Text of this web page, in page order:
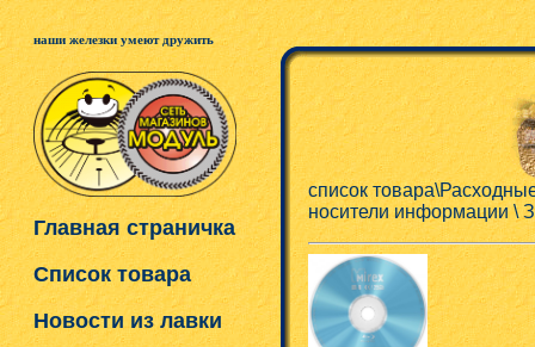
наши железки умеют дружить
Главная страничка
Список товара
Новости из лавки
список
носители информации \